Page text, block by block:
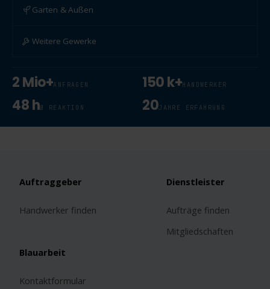
Garten & Außen
Weitere Gewerke
2 Mio+ANFRAGEN 150 k+HANDWERKER
48 hØ REAKTION 20JAHRE ERFAHRUNG
Auftraggeber
Handwerker finden
Dienstleister
Aufträge finden
Mitgliedschaften
Blauarbeit
Kontaktformular